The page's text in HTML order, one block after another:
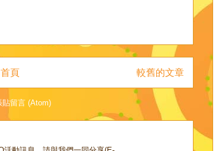
較舊的文章
首頁
貼留言 (Atom)